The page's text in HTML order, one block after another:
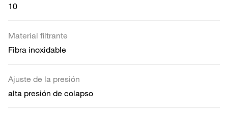
10
Material filtrante
Fibra inoxidable
Ajuste de la presión
alta presión de colapso